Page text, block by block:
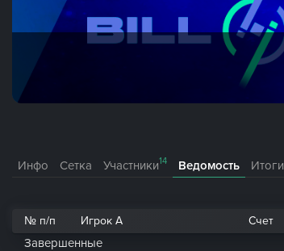
Инфо Сетка Участники14 Ведомость Итоги
№ п/п Игрок A Счет
Завершенные